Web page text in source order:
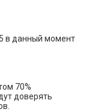
в данный момент
70%
доверять